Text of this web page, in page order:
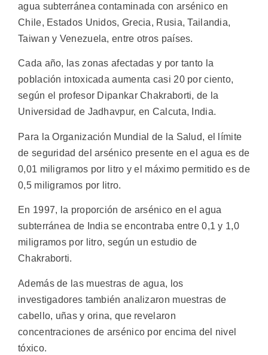
agua subterránea contaminada con arsénico en
Chile, Estados Unidos, Grecia, Rusia, Tailandia,
Taiwan y Venezuela, entre otros países.
Cada año, las zonas afectadas y por tanto la
población intoxicada aumenta casi 20 por ciento,
según el profesor Dipankar Chakraborti, de la
Universidad de Jadhavpur, en Calcuta, India.
Para la Organización Mundial de la Salud, el límite
de seguridad del arsénico presente en el agua es de
0,01 miligramos por litro y el máximo permitido es de
0,5 miligramos por litro.
En 1997, la proporción de arsénico en el agua
subterránea de India se encontraba entre 0,1 y 1,0
miligramos por litro, según un estudio de
Chakraborti.
Además de las muestras de agua, los
investigadores también analizaron muestras de
cabello, uñas y orina, que revelaron
concentraciones de arsénico por encima del nivel
tóxico.